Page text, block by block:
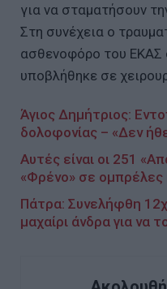
για να σταματήσουν
Στη συνέχεια ο
ασθενοφόρο του ΕΚΑΣ
υποβλήθηκε σε
Άγιος Δημήτριος:
δολοφονίας – «Δεν
Αυτές είναι οι 251
«Φρένο» σε ομπρέλες
Πάτρα: Συνελήφθη
μαχαίρι άνδρα για να